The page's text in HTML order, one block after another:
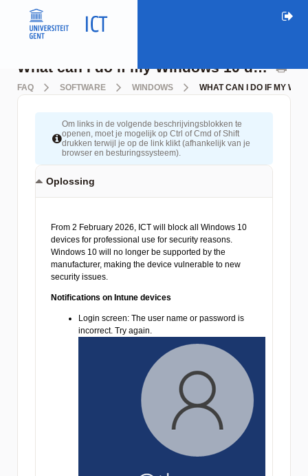
What can I do if my Windows 10 device has been locked (and I can no longer log in)?
FAQ SOFTWARE WINDOWS WHAT CAN I DO IF MY
Om links in de volgende beschrijvingsblokken te
openen, moet je mogelijk op Ctrl of Cmd of Shift
drukken terwijl je op de link klikt (afhankelijk van je
browser en besturingssysteem).
Oplossing